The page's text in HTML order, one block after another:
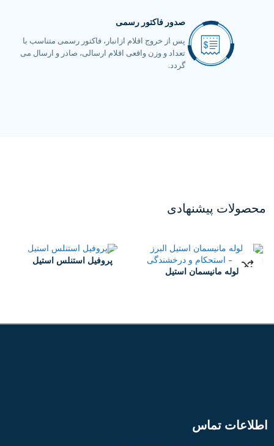
صدور فاکتور رسمی
پس از خروج اقلام ازانبار، فاکتور رسمی متناسب با
تعداد و وزن واقعی اقلام ارسالی، صادر و ارسال می
گردد.
محصولات پیشنهادی
لوله مانیسمان استیل
پروفیل استنلس استیل
اطلاعات تماس